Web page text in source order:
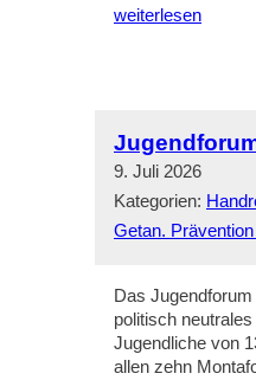
weiterlesen
9. Juli 2026
Kategorien:
Getan.
Das
politisch
Jugendliche von
allen zehn